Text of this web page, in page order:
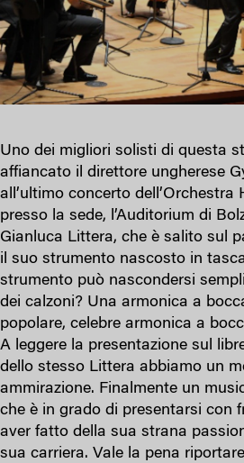
Uno dei migliori solisti di questa
affiancato il direttore ungherese
all’ultimo concerto
presso la sede, l’Auditorium di
Gianluca Littera, che è salito sul
il suo strumento nascosto in
strumento può nascondersi
dei calzoni? Una armonica a
popolare, celebre armonica a
A leggere la presentazione sul
dello stesso Littera abbiamo un
ammirazione. Finalmente un
che è in grado di presentarsi con
aver fatto della sua strana
sua carriera. Vale la pena